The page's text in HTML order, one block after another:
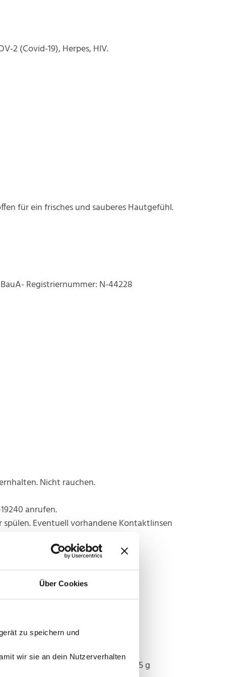
Über Cookies
zu speichern und
wir sie an dein Nutzerverhalten
2 (Covid-19), Herpes, HIV.
für ein frisches und sauberes Hautgefühl.
Registriernummer: N-44228
Nicht rauchen.
anrufen.
spülen. Eventuell vorhandene Kontaktlinsen
Bestandteile: 1g Glycerin, 0,5 g